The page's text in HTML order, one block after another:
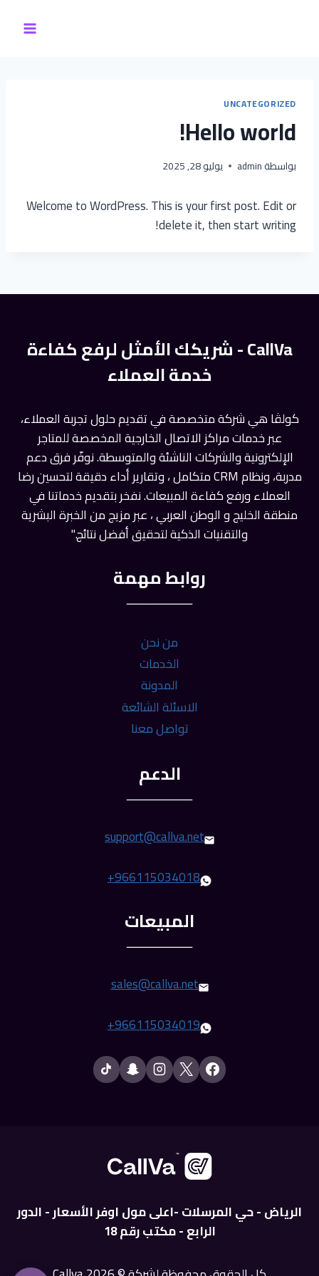
UNCATEGORIZED
Hello world!
بواسطةadmin يوليو 28, 2025
Welcome to WordPress. This is your first post. Edit or
delete it, then start writing!
CallVa - شريكك الأمثل لرفع كفاءة
خدمة العملاء
كولڤا هي شركة متخصصة في تقديم حلول تجربة العملاء،
عبر خدمات مراكز الاتصال الخارجية المخصصة للمتاجر
الإلكترونية والشركات الناشئة والمتوسطة. نوفّر فرق دعم
مدربة، ونظام CRM متكامل ، وتقارير أداء دقيقة لتحسين رضا
العملاء ورفع كفاءة المبيعات. نفخر بتقديم خدماتنا في
منطقة الخليج و الوطن العربي ، عبر مزيج من الخبرة البشرية
والتقنيات الذكية لتحقيق أفضل نتائج."
روابط مهمة
ـــــــــــــــــــــــ
من نحن
الخدمات
المدونة
الاسئلة الشائعة
تواصل معنا
الدعم
ـــــــــــــــــــــــ
support@callva.net
+966115034018
المبيعات
ـــــــــــــــــــــــ
sales@callva.net
+966115034019
الرياض - حي المرسلات -اعلى مول اوفر الأسعار - الدور
الرابع - مكتب رقم 18